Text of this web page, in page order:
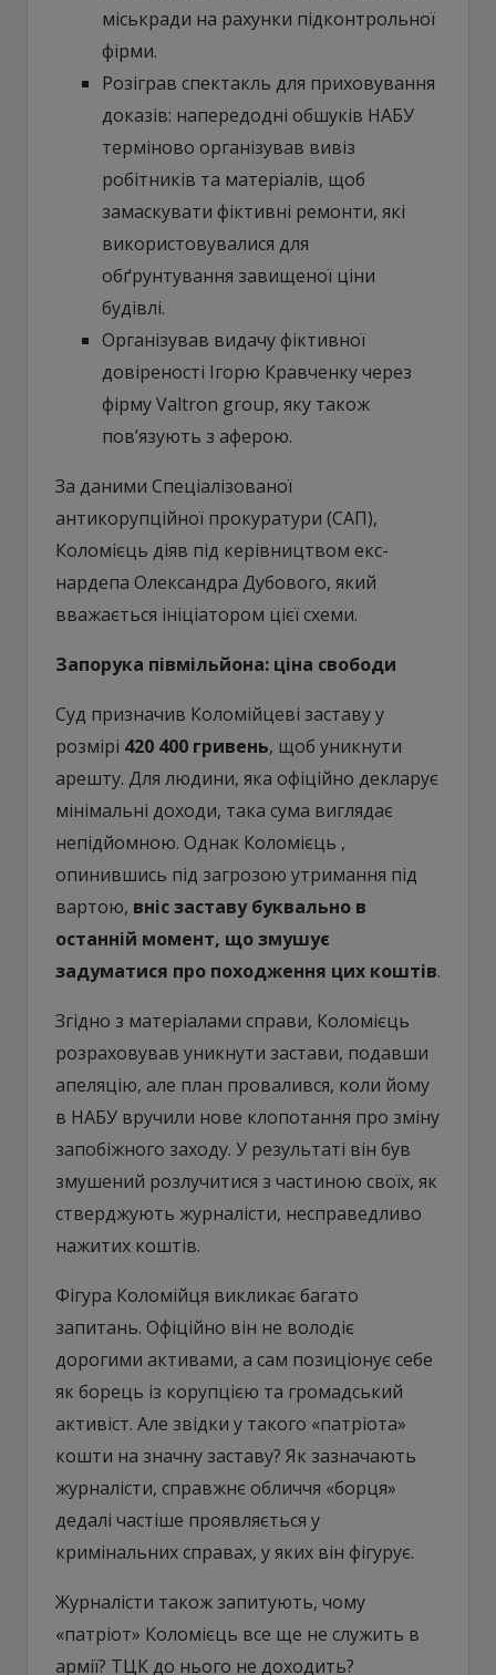
міськради на рахунки підконтрольної
фірми.
Розіграв спектакль для приховування
доказів: напередодні обшуків НАБУ
терміново організував вивіз
робітників та матеріалів, щоб
замаскувати фіктивні ремонти, які
використовувалися для
обґрунтування завищеної ціни
будівлі.
Організував видачу фіктивної
довіреності Ігорю Кравченку через
фірму Valtron group, яку також
пов’язують з аферою.
За даними Спеціалізованої
антикорупційної прокуратури (САП),
Коломієць діяв під керівництвом екс-
нардепа Олександра Дубового, який
вважається ініціатором цієї схеми.
Запорука півмільйона: ціна свободи
Суд призначив Коломійцеві заставу у
розмірі 420 400 гривень, щоб уникнути
арешту. Для людини, яка офіційно декларує
мінімальні доходи, така сума виглядає
непідйомною. Однак Коломієць ,
опинившись під загрозою утримання під
вартою, вніс заставу буквально в
останній момент, що змушує
задуматися про походження цих коштів.
Згідно з матеріалами справи, Коломієць
розраховував уникнути застави, подавши
апеляцію, але план провалився, коли йому
в НАБУ вручили нове клопотання про зміну
запобіжного заходу. У результаті він був
змушений розлучитися з частиною своїх, як
стверджують журналісти, несправедливо
нажитих коштів.
Фігура Коломійця викликає багато
запитань. Офіційно він не володіє
дорогими активами, а сам позиціонує себе
як борець із корупцією та громадський
активіст. Але звідки у такого «патріота»
кошти на значну заставу? Як зазначають
журналісти, справжнє обличчя «борця»
дедалі частіше проявляється у
кримінальних справах, у яких він фігурує.
Журналісти також запитують, чому
«патріот» Коломієць все ще не служить в
армії? ТЦК до нього не доходить?